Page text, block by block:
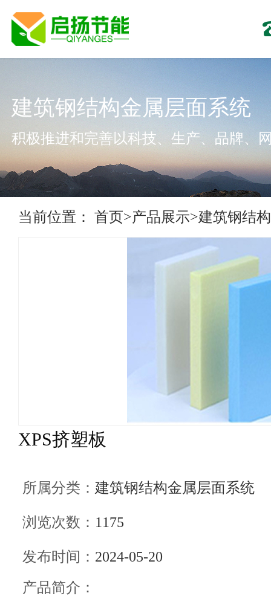
建筑钢结构金属层面系统
积极推进和完善以科技、生产、品牌、
当前位置： 首页>产品展示>建筑钢结
XPS挤塑板
所属分类： 建筑钢结构金属层面系统
浏览次数： 1175
发布时间： 2024-05-20
产品简介：